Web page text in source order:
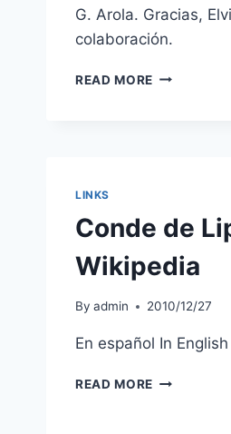
G. Arola. Gracias,
colaboración.
READ MORE CARTE
LINKS
Conde de
Wikipedia
By admin 2010/12/27
En español In English
READ MORE CONDE